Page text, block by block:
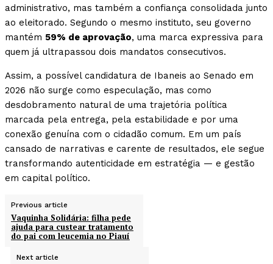
administrativo, mas também a confiança consolidada junto
ao eleitorado. Segundo o mesmo instituto, seu governo
mantém 59% de aprovação, uma marca expressiva para
quem já ultrapassou dois mandatos consecutivos.
Assim, a possível candidatura de Ibaneis ao Senado em
2026 não surge como especulação, mas como
desdobramento natural de uma trajetória política
marcada pela entrega, pela estabilidade e por uma
conexão genuína com o cidadão comum. Em um país
cansado de narrativas e carente de resultados, ele segue
transformando autenticidade em estratégia — e gestão
em capital político.
Previous article
Vaquinha Solidária: filha pede
ajuda para custear tratamento
do pai com leucemia no Piauí
Next article